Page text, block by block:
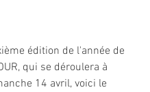
édition de l'année de
qui se déroulera à
14 avril, voici le